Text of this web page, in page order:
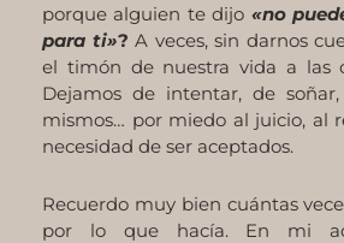
porque alguien te dijo «no
para ti»? A veces, sin darnos
el timón de nuestra vida a las
Dejamos de intentar, de
mismos… por miedo al juicio, al
necesidad de ser aceptados.
Recuerdo muy bien cuántas
por lo que hacía. En mi